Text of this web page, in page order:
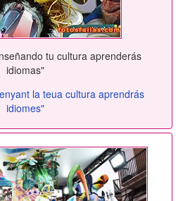
tu cultura aprenderás
idiomas"
la teua cultura aprendrás
idiomes"